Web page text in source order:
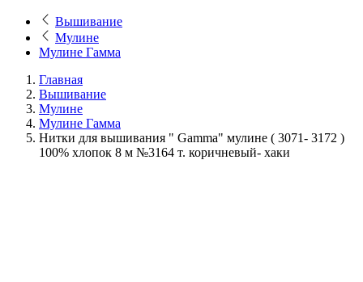
Вышивание
Мулине
Мулине Гамма
Главная
Вышивание
Мулине
Мулине Гамма
Нитки для вышивания " Gamma" мулине ( 3071- 3172 )
100% хлопок 8 м №3164 т. коричневый- хаки